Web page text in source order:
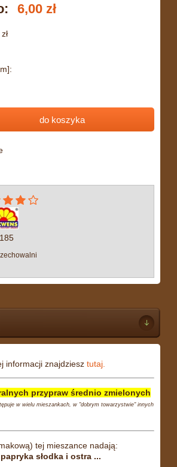
6,00 zł
do koszyka
185
informacji znajdziesz tutaj.
przypraw średnio zmielonych
w wielu mieszankach, w "dobrym towarzystwie" innych
tej mieszance nadają:
słodka i ostra ...